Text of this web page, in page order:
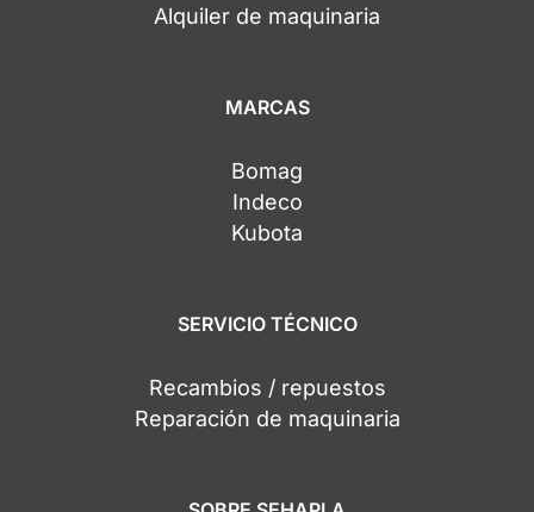
Alquiler de maquinaria
MARCAS
Bomag
Indeco
Kubota
SERVICIO TÉCNICO
Recambios / repuestos
Reparación de maquinaria